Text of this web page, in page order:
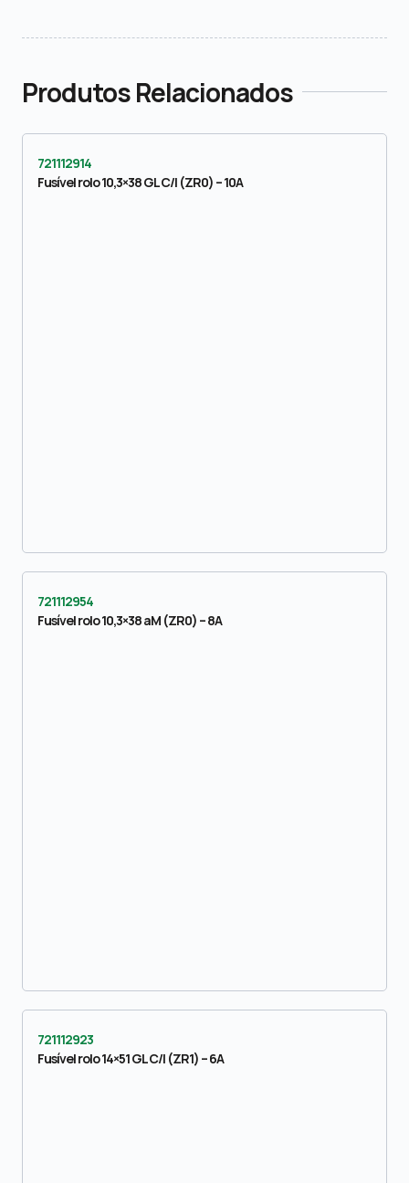
Produtos Relacionados
721112914
Fusível rolo 10,3×38 GL C/I (ZR0) – 10A
721112954
Fusível rolo 10,3×38 aM (ZR0) – 8A
721112923
Fusível rolo 14×51 GL C/I (ZR1) – 6A